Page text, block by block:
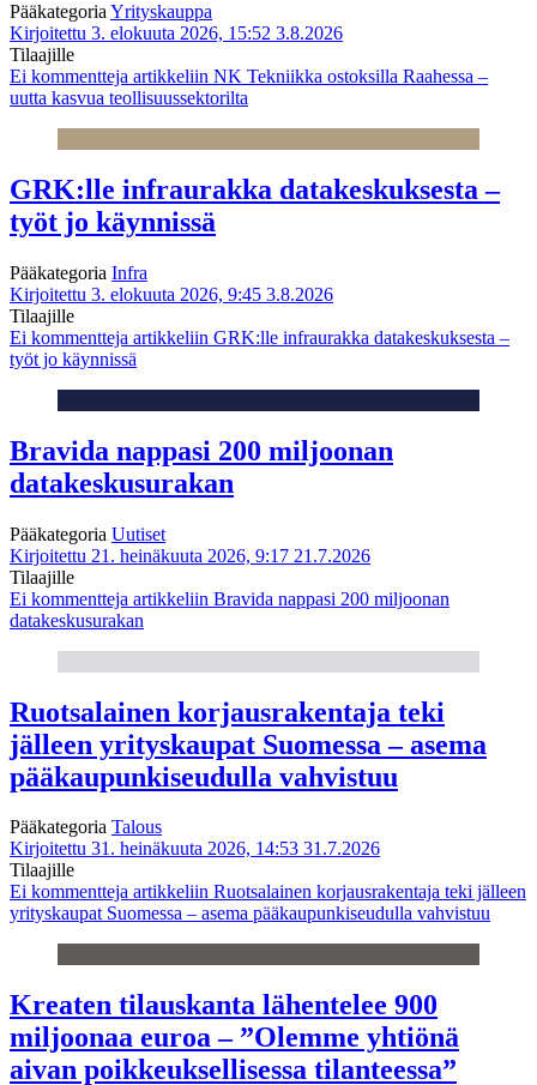
Pääkategoria Yrityskauppa
Kirjoitettu 3. elokuuta 2026, 15:52 3.8.2026
Tilaajille
Ei kommentteja artikkeliin NK Tekniikka ostoksilla Raahessa –
uutta kasvua teollisuussektorilta
GRK:lle infraurakka datakeskuksesta –
työt jo käynnissä
Pääkategoria Infra
Kirjoitettu 3. elokuuta 2026, 9:45 3.8.2026
Tilaajille
Ei kommentteja artikkeliin GRK:lle infraurakka datakeskuksesta –
työt jo käynnissä
Bravida nappasi 200 miljoonan
datakeskusurakan
Pääkategoria Uutiset
Kirjoitettu 21. heinäkuuta 2026, 9:17 21.7.2026
Tilaajille
Ei kommentteja artikkeliin Bravida nappasi 200 miljoonan
datakeskusurakan
Ruotsalainen korjausrakentaja teki
jälleen yrityskaupat Suomessa – asema
pääkaupunkiseudulla vahvistuu
Pääkategoria Talous
Kirjoitettu 31. heinäkuuta 2026, 14:53 31.7.2026
Tilaajille
Ei kommentteja artikkeliin Ruotsalainen korjausrakentaja teki jälleen
yrityskaupat Suomessa – asema pääkaupunkiseudulla vahvistuu
Kreaten tilauskanta lähentelee 900
miljoonaa euroa – ”Olemme yhtiönä
aivan poikkeuksellisessa tilanteessa”